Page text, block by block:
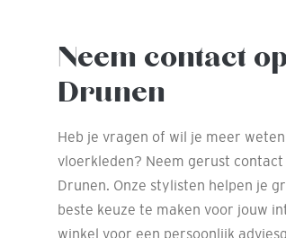
Neem contact
Drunen
Heb je vragen of wil je meer
vloerkleden? Neem gerust
Drunen. Onze stylisten helpen je
beste keuze te maken voor jouw
winkel voor een persoonlijk